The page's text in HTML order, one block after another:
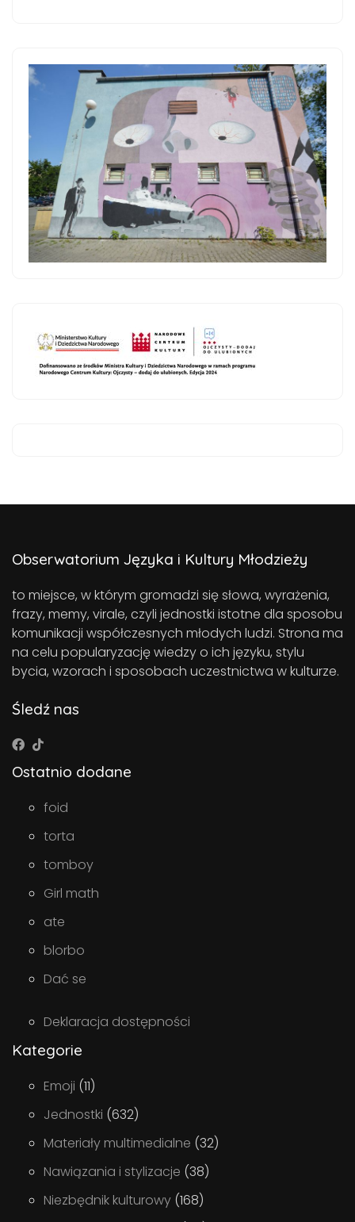
Obserwatorium Języka i Kultury Młodzieży
to miejsce, w którym gromadzi się słowa, wyrażenia,
frazy, memy, virale, czyli jednostki istotne dla sposobu
komunikacji współczesnych młodych ludzi. Strona ma
na celu popularyzację wiedzy o ich języku, stylu
bycia, wzorach i sposobach uczestnictwa w kulturze.
Śledź nas
Ostatnio dodane
foid
torta
tomboy
Girl math
ate
blorbo
Dać se
Deklaracja dostępności
Kategorie
Emoji (11)
Jednostki (632)
Materiały multimedialne (32)
Nawiązania i stylizacje (38)
Niezbędnik kulturowy (168)